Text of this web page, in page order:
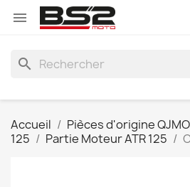

search
Accueil Pièces d'origine
125
Partie Moteur ATR 125